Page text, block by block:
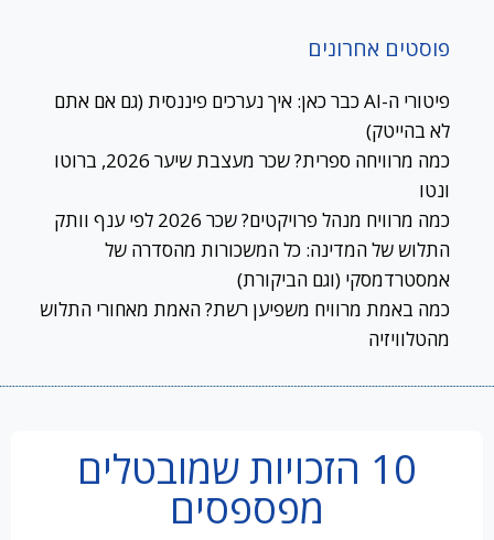
פוסטים אחרונים
פיטורי ה-AI כבר כאן: איך נערכים פיננסית (גם אם אתם
לא בהייטק)
כמה מרוויחה ספרית? שכר מעצבת שיער 2026, ברוטו
ונטו
כמה מרוויח מנהל פרויקטים? שכר 2026 לפי ענף וותק
התלוש של המדינה: כל המשכורות מהסדרה של
אמסטרדמסקי (וגם הביקורת)
כמה באמת מרוויח משפיען רשת? האמת מאחורי התלוש
מהטלוויזיה
10 הזכויות שמובטלים
מפספסים